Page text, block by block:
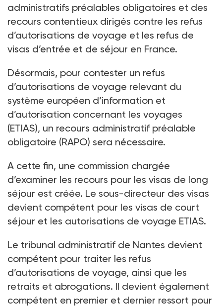
administratifs préalables obligatoires et des
recours contentieux dirigés contre les refus
d’autorisations de voyage et les refus de
visas d’entrée et de séjour en France.
Désormais, pour contester un refus
d’autorisations de voyage relevant du
système européen d’information et
d’autorisation concernant les voyages
(ETIAS), un recours administratif préalable
obligatoire (RAPO) sera nécessaire.
A cette fin, une commission chargée
d’examiner les recours pour les visas de long
séjour est créée. Le sous-directeur des visas
devient compétent pour les visas de court
séjour et les autorisations de voyage ETIAS.
Le tribunal administratif de Nantes devient
compétent pour traiter les refus
d’autorisations de voyage, ainsi que les
retraits et abrogations. Il devient également
compétent en premier et dernier ressort pour